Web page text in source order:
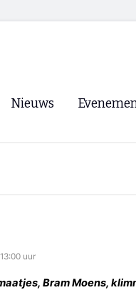
Nieuws
WK
uur
Bram Moens,